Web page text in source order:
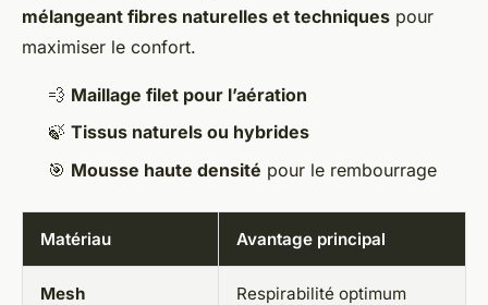
mélangeant fibres naturelles et techniques pour
maximiser le confort.
💨 Maillage filet pour l’aération
🍃 Tissus naturels ou hybrides
🎯 Mousse haute densité pour le rembourrage
Matériau Avantage principal
Mesh Respirabilité optimum